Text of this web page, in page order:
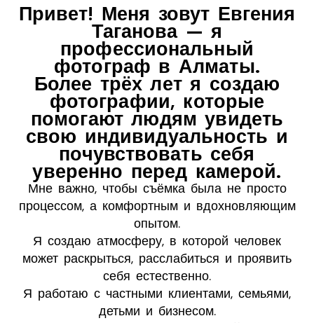
Привет! Меня зовут Евгения
Таганова — я
профессиональный
фотограф в Алматы.
Более трёх лет я создаю
фотографии, которые
помогают людям увидеть
свою индивидуальность и
почувствовать себя
уверенно перед камерой.
Мне важно, чтобы съёмка была не просто
процессом, а комфортным и вдохновляющим
опытом.
Я создаю атмосферу, в которой человек
может раскрыться, расслабиться и проявить
себя естественно.
Я работаю с частными клиентами, семьями,
детьми и бизнесом.